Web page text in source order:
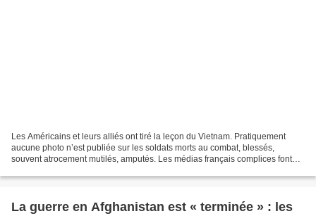
Les Américains et leurs alliés ont tiré la leçon du Vietnam. Pratiquement
aucune photo n’est publiée sur les soldats morts au combat, blessés,
souvent atrocement mutilés, amputés. Les médias français complices font
La guerre en Afghanistan est « terminée » : les